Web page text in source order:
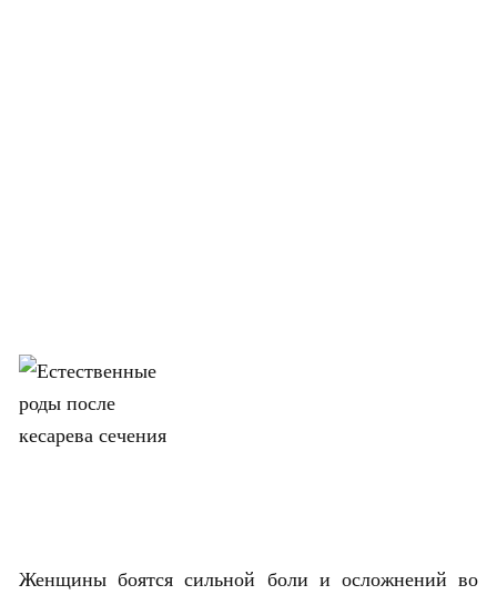
Женщины боятся сильной боли и осложнений во